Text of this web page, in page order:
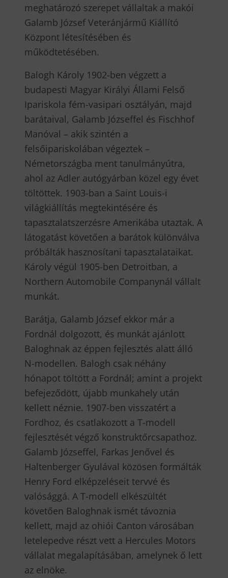
meghatározó szerepet vállaltak a makói
Galamb József Veteránjármű Kiállító
Központ létesítésében és
működtetésében.
Balogh Károly 1902-ben végzett a
budapesti Magyar Királyi Állami Felső
Ipariskola fém-vasipari osztályán, majd
barátaival, Galamb Józseffel és Fischhof
Manóval – akik szintén a
felsőipariskolában végeztek –
Németországba ment tanulmányútra,
ahol az Adler autógyárban közel egy évet
töltöttek. 1903-ban a Saint Louis-i
világkiállítás megtekintésére és
tapasztalatszerzésre Amerikába utaztak. A
látogatást követően a barátok különválva
próbálták hasznosítani tapasztalataikat.
Károly végül 1905-ben Detroitban, a
Northern Automobile Companynál vállalt
munkát.
Barátja, Galamb József ekkor már a
Fordnál dolgozott, és munkát ajánlott
Baloghnak az éppen fejlesztés alatt álló
N-modellen. Balogh csak néhány
hónapot töltött a Fordnál; amint a projekt
befejeződött, újabb munkahely után
kellett néznie. 1907-ben visszatért a
Fordhoz, és csatlakozott a T-modell
fejlesztését végző konstruktőrcsapathoz.
Galamb Józseffel, Farkas Jenővel és
Haltenberger Gyulával közösen formálták
Henry Ford elképzeléseit tervvé és
valósággá. A T-modell elkészültét
követően Baloghnak ismét távoznia
kellett, majd az ohiói Canton városában
letelepedve részt vett a Hercules Motors
vállalat megalapításában, amelynek ő lett
az elnöke.